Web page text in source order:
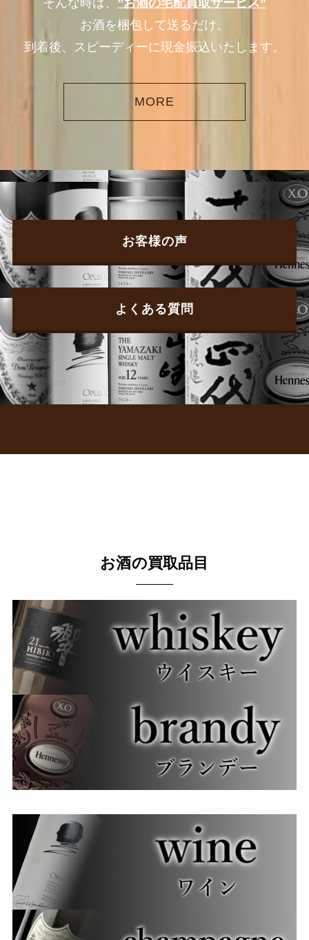
そんな時は、 ”お酒の宅配買取サービス”
お酒を梱包して送るだけ。
到着後、スピーディーに現金振込いたします。
MORE
お客様の声
よくある質問
お酒の買取品目